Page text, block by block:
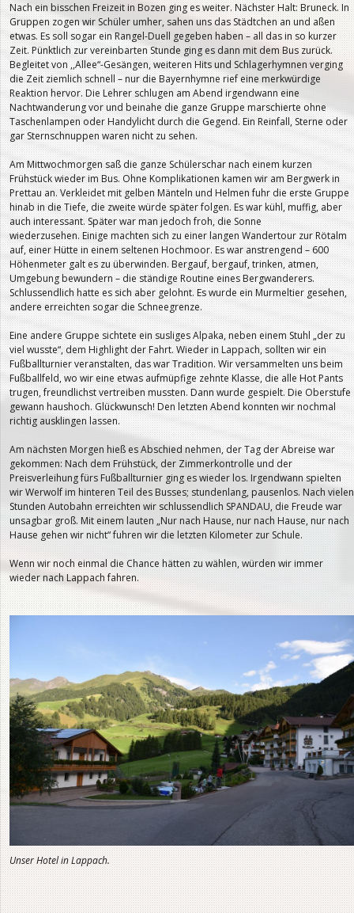
Nach ein bisschen Freizeit in Bozen ging es weiter. Nächster Halt: Bruneck. In
Gruppen zogen wir Schüler umher, sahen uns das Städtchen an und aßen
etwas. Es soll sogar ein Rangel-Duell gegeben haben – all das in so kurzer
Zeit. Pünktlich zur vereinbarten Stunde ging es dann mit dem Bus zurück.
Begleitet von ,,Allee“-Gesängen, weiteren Hits und Schlagerhymnen verging
die Zeit ziemlich schnell – nur die Bayernhymne rief eine merkwürdige
Reaktion hervor. Die Lehrer schlugen am Abend irgendwann eine
Nachtwanderung vor und beinahe die ganze Gruppe marschierte ohne
Taschenlampen oder Handylicht durch die Gegend. Ein Reinfall, Sterne oder
gar Sternschnuppen waren nicht zu sehen.
Am Mittwochmorgen saß die ganze Schülerschar nach einem kurzen
Frühstück wieder im Bus. Ohne Komplikationen kamen wir am Bergwerk in
Prettau an. Verkleidet mit gelben Mänteln und Helmen fuhr die erste Gruppe
hinab in die Tiefe, die zweite würde später folgen. Es war kühl, muffig, aber
auch interessant. Später war man jedoch froh, die Sonne
wiederzusehen. Einige machten sich zu einer langen Wandertour zur Rötalm
auf, einer Hütte in einem seltenen Hochmoor. Es war anstrengend – 600
Höhenmeter galt es zu überwinden. Bergauf, bergauf, trinken, atmen,
Umgebung bewundern – die ständige Routine eines Bergwanderers.
Schlussendlich hatte es sich aber gelohnt. Es wurde ein Murmeltier gesehen,
andere erreichten sogar die Schneegrenze.
Eine andere Gruppe sichtete ein susliges Alpaka, neben einem Stuhl „der zu
viel wusste“, dem Highlight der Fahrt. Wieder in Lappach, sollten wir ein
Fußballturnier veranstalten, das war Tradition. Wir versammelten uns beim
Fußballfeld, wo wir eine etwas aufmüpfige zehnte Klasse, die alle Hot Pants
trugen, freundlichst vertreiben mussten. Dann wurde gespielt. Die Oberstufe
gewann haushoch. Glückwunsch! Den letzten Abend konnten wir nochmal
richtig ausklingen lassen.
Am nächsten Morgen hieß es Abschied nehmen, der Tag der Abreise war
gekommen: Nach dem Frühstück, der Zimmerkontrolle und der
Preisverleihung fürs Fußballturnier ging es wieder los. Irgendwann spielten
wir Werwolf im hinteren Teil des Busses; stundenlang, pausenlos. Nach vielen
Stunden Autobahn erreichten wir schlussendlich SPANDAU, die Freude war
unsagbar groß. Mit einem lauten „Nur nach Hause, nur nach Hause, nur nach
Hause gehen wir nicht“ fuhren wir die letzten Kilometer zur Schule.
Wenn wir noch einmal die Chance hätten zu wählen, würden wir immer
wieder nach Lappach fahren.
Unser Hotel in Lappach.